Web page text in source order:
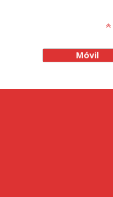
Móvil